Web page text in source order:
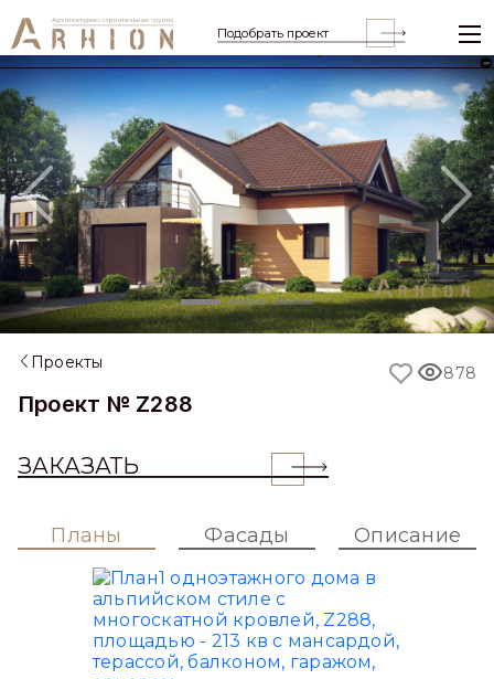
Подобрать проект
Previous
Проекты
Проект № Z288
ЗАКАЗАТЬ
878
Планы Фасады Описание